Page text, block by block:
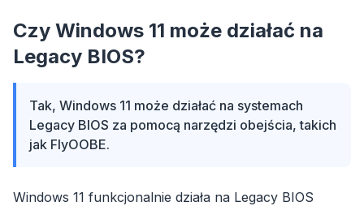
Czy Windows 11 może działać na
Legacy BIOS?
Tak, Windows 11 może działać na systemach
Legacy BIOS za pomocą narzędzi obejścia, takich
jak FlyOOBE.
Windows 11 funkcjonalnie działa na Legacy BIOS